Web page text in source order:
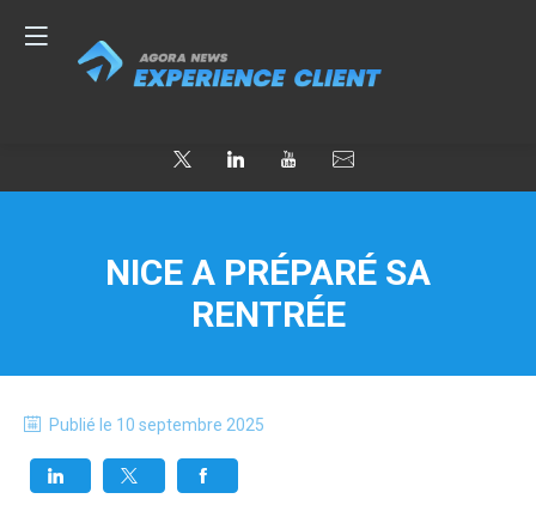
NICE A PRÉPARÉ SA
RENTRÉE
Publié le 10 septembre 2025